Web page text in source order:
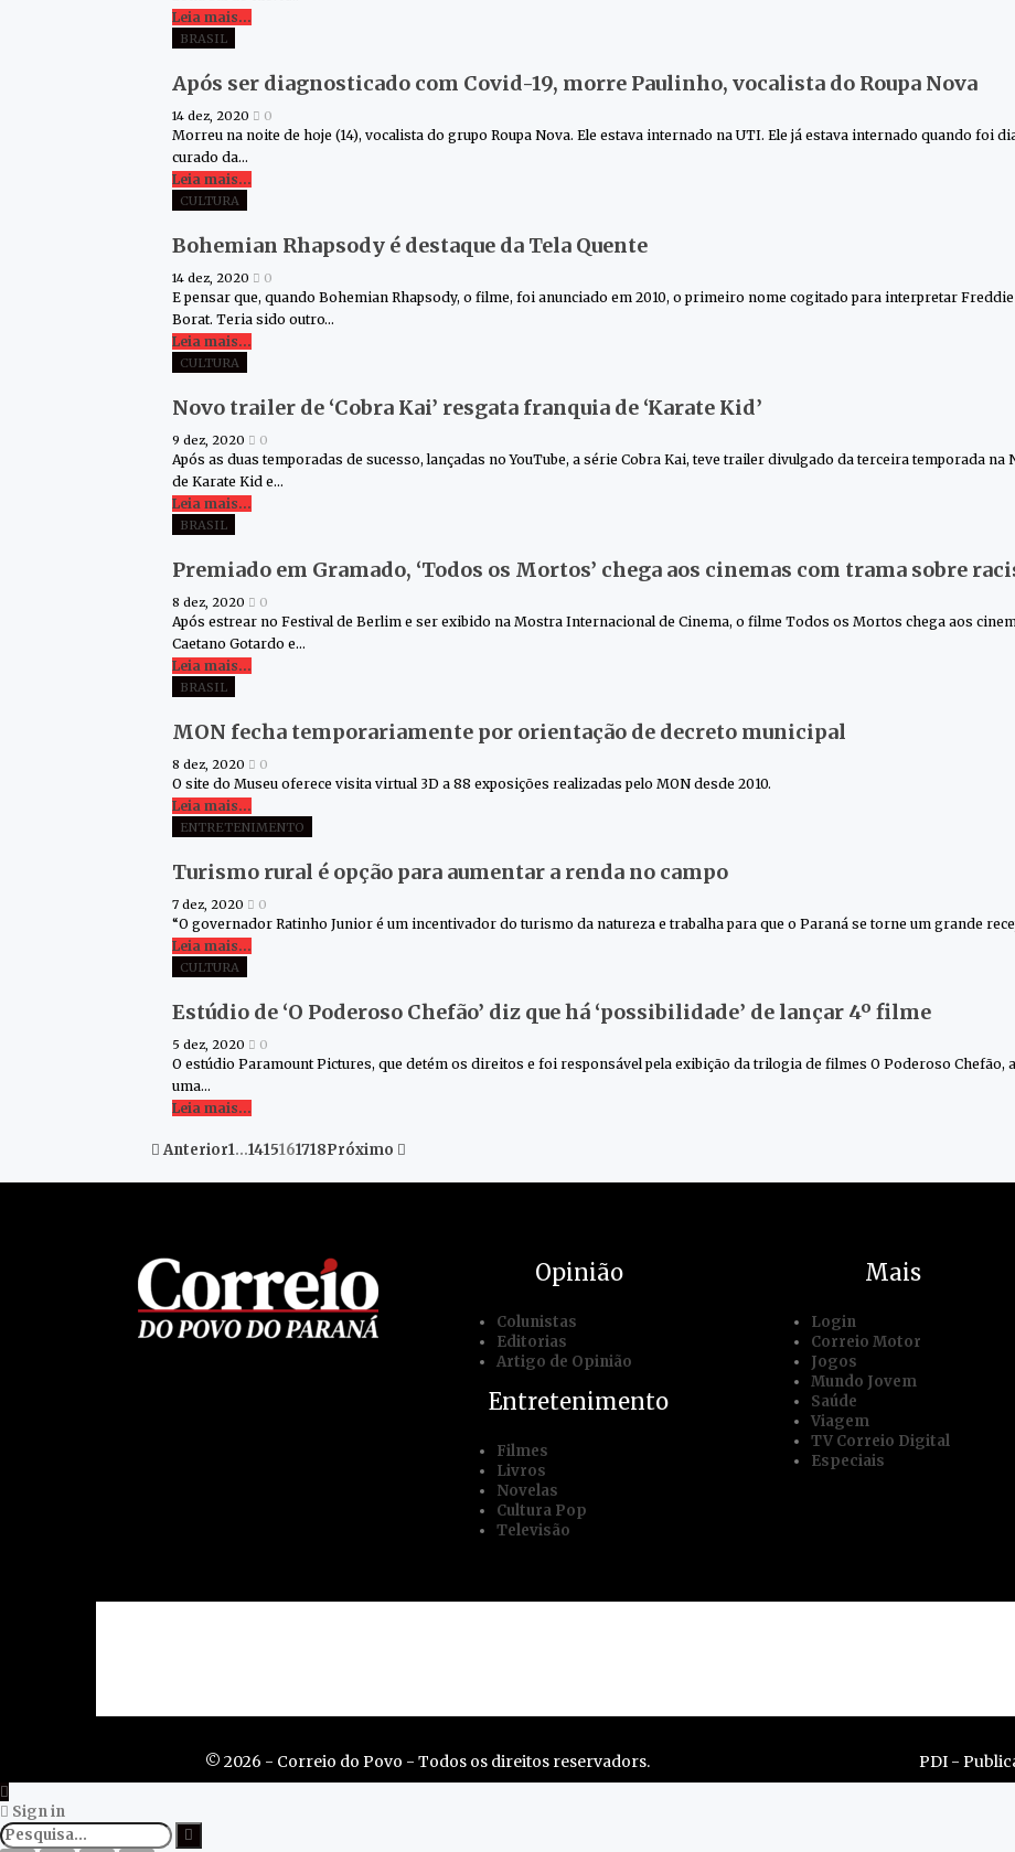
Leia mais...
BRASIL
Após ser diagnosticado com Covid-19, morre Paulinho, vocalista do Roupa Nova
14 dez, 2020 0
Morreu na noite de hoje (14), vocalista do grupo Roupa Nova. Ele estava internado na UTI. Ele já estava internado quando foi
curado da…
Leia mais...
CULTURA
Bohemian Rhapsody é destaque da Tela Quente
14 dez, 2020 0
E pensar que, quando Bohemian Rhapsody, o filme, foi anunciado em 2010, o primeiro nome cogitado para interpretar
Borat. Teria sido outro…
Leia mais...
CULTURA
Novo trailer de ‘Cobra Kai’ resgata franquia de ‘Karate Kid’
9 dez, 2020 0
Após as duas temporadas de sucesso, lançadas no YouTube, a série Cobra Kai, teve trailer divulgado da terceira temporada
de Karate Kid e…
Leia mais...
BRASIL
Premiado em Gramado, ‘Todos os Mortos’ chega aos cinemas com trama sobre
8 dez, 2020 0
Após estrear no Festival de Berlim e ser exibido na Mostra Internacional de Cinema, o filme Todos os Mortos chega aos
Caetano Gotardo e…
Leia mais...
BRASIL
MON fecha temporariamente por orientação de decreto municipal
8 dez, 2020 0
O site do Museu oferece visita virtual 3D a 88 exposições realizadas pelo MON desde 2010.
Leia mais...
ENTRETENIMENTO
Turismo rural é opção para aumentar a renda no campo
7 dez, 2020 0
“O governador Ratinho Junior é um incentivador do turismo da natureza e trabalha para que o Paraná se torne um grande
Leia mais...
CULTURA
Estúdio de ‘O Poderoso Chefão’ diz que há ‘possibilidade’ de lançar 4º filme
5 dez, 2020 0
O estúdio Paramount Pictures, que detém os direitos e foi responsável pela exibição da trilogia de filmes O Poderoso Chefão,
uma…
Leia mais...
Anterior1…1415161718Próximo
Opinião
Colunistas
Editorias
Artigo de Opinião
Entretenimento
Filmes
Livros
Novelas
Cultura Pop
Televisão
Mais
Login
Correio Motor
Jogos
Mundo Jovem
Saúde
Viagem
TV Correio Digital
Especiais
© 2026 - Correio do Povo - Todos os direitos reservadors. PDI -
Sign in